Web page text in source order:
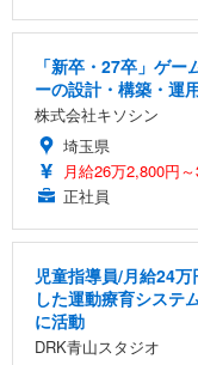
「新卒・27卒」ゲ
ーの設計・構築・運
株式会社キソシン
埼玉県
月給26万2,800円
正社員
児童指導員/月給24
した運動療育システ
に活動
DRK青山スタジオ